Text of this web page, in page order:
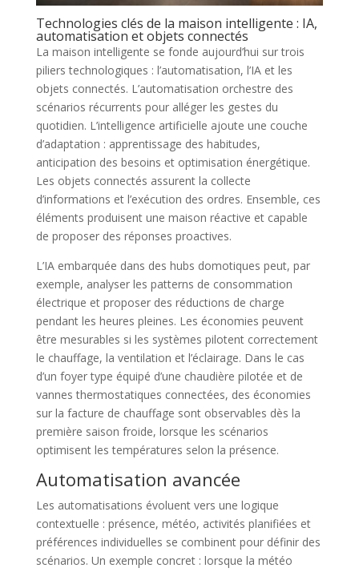
Technologies clés de la maison intelligente : IA,
automatisation et objets connectés
La maison intelligente se fonde aujourd’hui sur trois
piliers technologiques : l’automatisation, l’IA et les
objets connectés. L’automatisation orchestre des
scénarios récurrents pour alléger les gestes du
quotidien. L’intelligence artificielle ajoute une couche
d’adaptation : apprentissage des habitudes,
anticipation des besoins et optimisation énergétique.
Les objets connectés assurent la collecte
d’informations et l’exécution des ordres. Ensemble, ces
éléments produisent une maison réactive et capable
de proposer des réponses proactives.
L’IA embarquée dans des hubs domotiques peut, par
exemple, analyser les patterns de consommation
électrique et proposer des réductions de charge
pendant les heures pleines. Les économies peuvent
être mesurables si les systèmes pilotent correctement
le chauffage, la ventilation et l’éclairage. Dans le cas
d’un foyer type équipé d’une chaudière pilotée et de
vannes thermostatiques connectées, des économies
sur la facture de chauffage sont observables dès la
première saison froide, lorsque les scénarios
optimisent les températures selon la présence.
Automatisation avancée
Les automatisations évoluent vers une logique
contextuelle : présence, météo, activités planifiées et
préférences individuelles se combinent pour définir des
scénarios. Un exemple concret : lorsque la météo